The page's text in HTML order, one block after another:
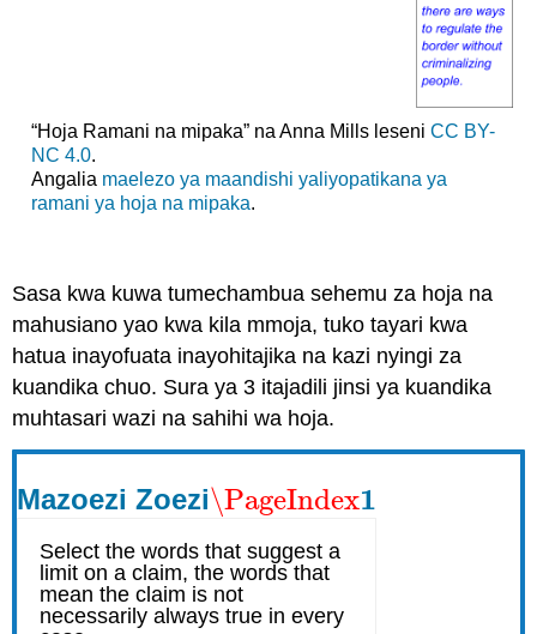
“Hoja Ramani na mipaka” na Anna Mills leseni CC BY-
NC 4.0.
Angalia maelezo ya maandishi yaliyopatikana ya
ramani ya hoja na mipaka.
Sasa kwa kuwa tumechambua sehemu za hoja na
mahusiano yao kwa kila mmoja, tuko tayari kwa
hatua inayofuata inayohitajika na kazi nyingi za
kuandika chuo. Sura ya 3 itajadili jinsi ya kuandika
muhtasari wazi na sahihi wa hoja.
Mazoezi Zoezi\PageIndex1
\PageIndex1